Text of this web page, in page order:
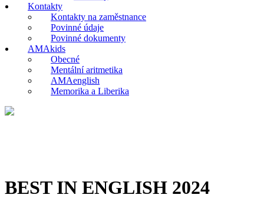
Kontakty
Kontakty na zaměstnance
Povinné údaje
Povinné dokumenty
AMAkids
Obecné
Mentální aritmetika
AMAenglish
Memorika a Liberika
BEST IN ENGLISH 2024